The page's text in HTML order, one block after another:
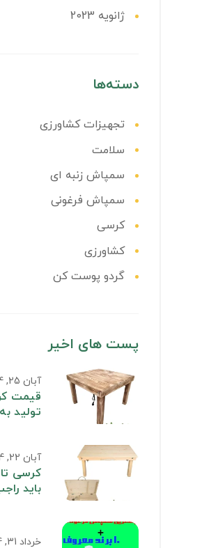
ژانویه 2023
دسته‌ها
تجهیزات کشاورزی
سلامت
سمپاش زنبه ای
سمپاش فرغونی
کرسی
کشاورزی
گردو پوست کن
پست های اخیر
آبان 25, 1404
قیمت
تولید
آبان 22, 1404
کرسی
باید
خرداد 31, 1404